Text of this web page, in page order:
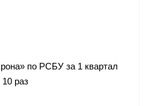
по РСБУ за 1 квартал
раз